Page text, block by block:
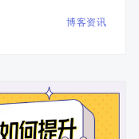
博客资讯